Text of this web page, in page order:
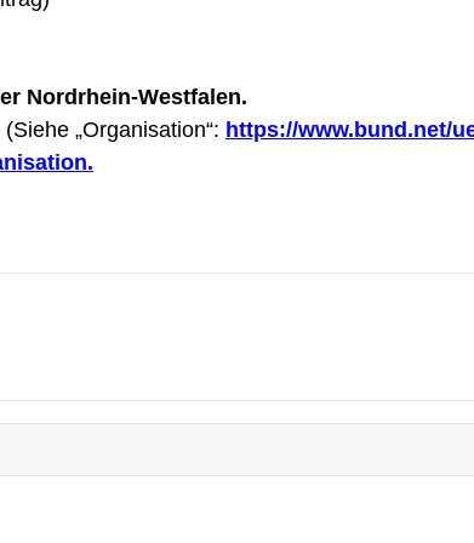
Nordrhein-Westfalen.
„Organisation“: https://www.bund.net/